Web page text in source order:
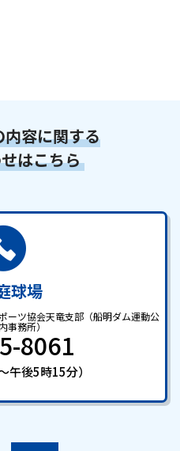
容に関する
はこちら
球場
ーツ協会天竜支部（船明ダム運動公
事務所）
8061
午後5時15分）